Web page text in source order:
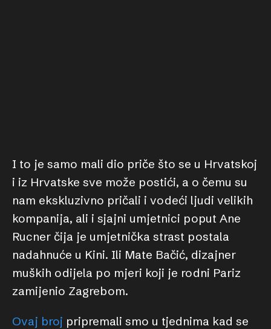
I to je samo mali dio priče što se u Hrvatskoj
i iz Hrvatske sve može postići, a o čemu su
nam ekskluzivno pričali i vodeći ljudi velikih
kompanija, ali i sjajni umjetnici poput Ane
Rucner čija je umjetnička strast postala
nadahnuće u Kini. Ili Mate Bačić, dizajner
muških odijela po mjeri koji je rodni Pariz
zamijenio Zagrebom.
Ovaj broj pripremali smo u tjednima kad se